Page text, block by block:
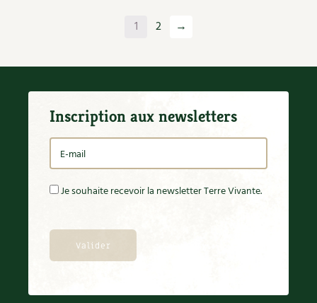
1 2 →
Inscription aux newsletters
Je souhaite recevoir la newsletter Terre Vivante.